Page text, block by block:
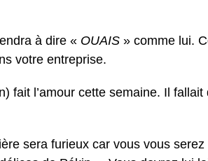
à dire « OUAIS » comme lui.
votre entreprise.
fait l’amour cette semaine. Il fallait
sera furieux car vous vous